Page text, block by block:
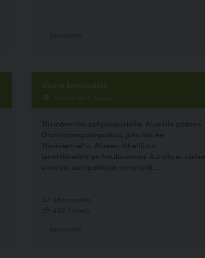
Olarin koirapuisto
Ylismäentie 2, Espoo
Ylismäentien pohjoispuolella. Alueelle pääsee
Olarinhaanpäänpolkua, joka lähtee
Ylismäentieltä. Alueen lähellä on
lemmikkieläinten hautausmaa. Autolla ei pääse
viereen, autopaikkoja on reilusti...